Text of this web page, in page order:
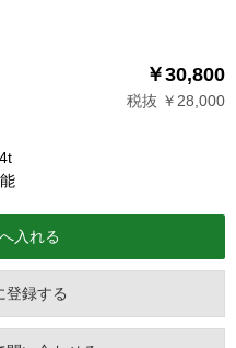
￥30,800
税抜 ￥28,000
登録する